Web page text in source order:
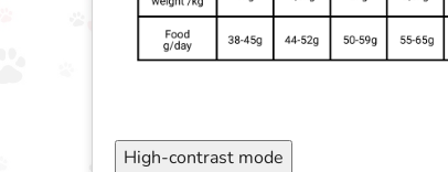
High-contrast mode